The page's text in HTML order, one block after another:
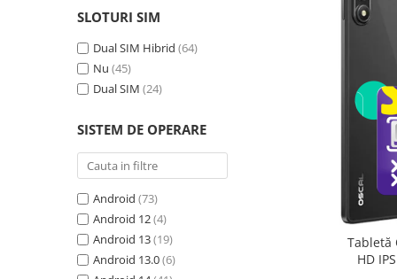
Casti Wireless
Casti cu Fir
Casti Profesionale
Ceasuri si Inele smart, bratari
Smartwatch
Ceasuri Smart pentru copii
Bratari Fitness
Accesorii Smartwatch
Trotinete electrice si accesorii
SLOTURI SIM
Dual SIM Hibrid (64)
Nu (45)
Dual SIM (24)
SISTEM DE OPERARE
Android (73)
Android 12(4)
Android 13(19)
Android 13.0(6)
Tabletă
HD